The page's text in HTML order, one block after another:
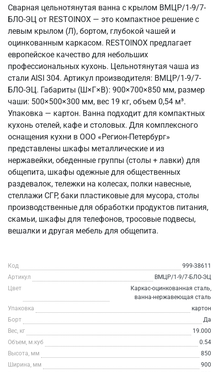
Сварная цельнотянутая ванна с крылом ВМЦР/1-9/7-
БЛО-ЭЦ от RESTOINOX — это компактное решение с
левым крылом (Л), бортом, глубокой чашей и
оцинкованным каркасом. RESTOINOX предлагает
европейское качество для небольших
профессиональных кухонь. Цельнотянутая чаша из
стали AISI 304. Артикул производителя: ВМЦР/1-9/7-
БЛО-ЭЦ. Габариты (Ш×Г×В): 900×700×850 мм, размер
чаши: 500×500×300 мм, вес 19 кг, объем 0,54 м³.
Упаковка — картон. Ванна подходит для компактных
кухонь отелей, кафе и столовых. Для комплексного
оснащения кухни в ООО «Регион-Петербург»
представлены шкафы металлические и из
нержавейки, обеденные группы (столы + лавки) для
общепита, шкафы одежные для общественных
раздевалок, тележки на колесах, полки навесные,
стеллажи СГР, баки пластиковые для мусора, столы
производственные для обработки продуктов питания,
скамьи, шкафы для телефонов, тросовые подвесы,
вешалки и другая мебель для общепита.
Код
999-38611
Артикул
ВМЦР/1-9/7-БЛО-ЭЦ
Цвет
Каркас-оцинкованная сталь,
ванна-нержавеющая сталь
Упаковка
картон
Борт
Да
Вес, кг
19.000
Объем, м.куб
0.54
Высота, мм
850
Ширина, мм
900